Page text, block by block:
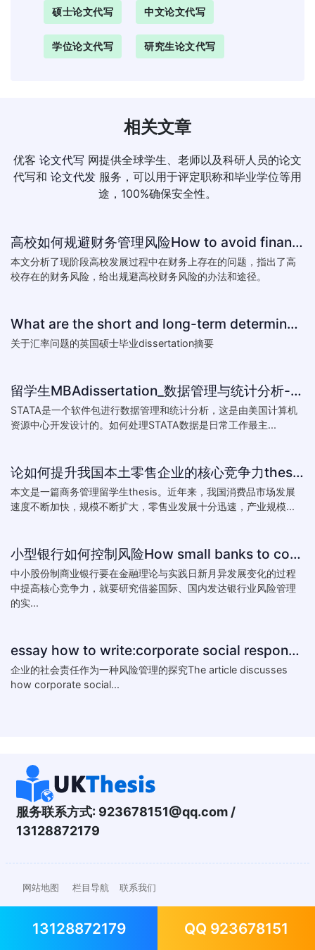
硕士论文代写 中文论文代写
学位论文代写 研究生论文代写
相关文章
优客 论文代写 网提供全球学生、老师以及科研人员的论文
代写和 论文代发 服务，可以用于评定职称和毕业学位等用
途，100%确保安全性。
高校如何规避财务管理风险How to avoid financial risk management colleges
本文分析了现阶段高校发展过程中在财务上存在的问题，指出了高
校存在的财务风险，给出规避高校财务风险的办法和途径。
What are the short and long-term determinants of exchange ra
关于汇率问题的英国硕士毕业dissertation摘要
留学生MBAdissertation_数据管理与统计分析-如何处理STATA数据_How to deal with data with ST
STATA是一个软件包进行数据管理和统计分析，这是由美国计算机
资源中心开发设计的。如何处理STATA数据是日常工作最主...
论如何提升我国本土零售企业的核心竞争力thesis:The theory of how to improve the core competitiveness of domestic retail e
本文是一篇商务管理留学生thesis。近年来，我国消费品市场发展
速度不断加快，规模不断扩大，零售业发展十分迅速，产业规模...
小型银行如何控制风险How small banks to control risk
中小股份制商业银行要在金融理论与实践日新月异发展变化的过程
中提高核心竞争力，就要研究借鉴国际、国内发达银行业风险管理
的实...
essay how to write:corporate social responsibility practice
企业的社会责任作为一种风险管理的探究The article discusses
how corporate social...
服务联系方式: 923678151@qq.com /
13128872179
网站地图 栏目导航 联系我们
13128872179 QQ 923678151